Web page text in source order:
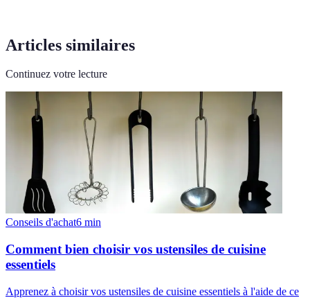
Articles similaires
Continuez votre lecture
Conseils d'achat6 min
Comment bien choisir vos ustensiles de cuisine
essentiels
Apprenez à choisir vos ustensiles de cuisine essentiels à l'aide de ce